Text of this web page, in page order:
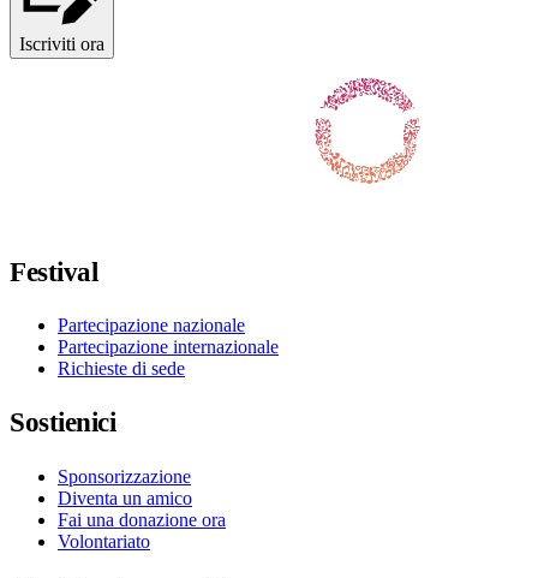
Iscriviti ora
Festival
Partecipazione nazionale
Partecipazione internazionale
Richieste di sede
Sostienici
Sponsorizzazione
Diventa un amico
Fai una donazione ora
Volontariato